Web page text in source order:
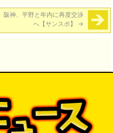
阪神、平野と年内に再度交渉
へ【サンスポ】 →